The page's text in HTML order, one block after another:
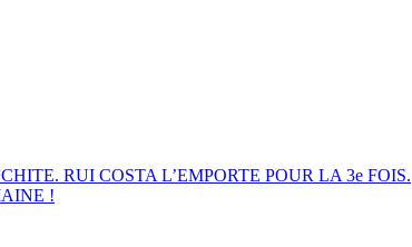
RUI COSTA L’EMPORTE POUR LA 3e FOIS.
!